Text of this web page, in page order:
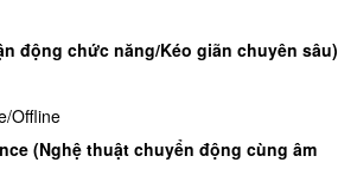
động chức năng/Kéo giãn chuyên sâu)
Offline
(Nghệ thuật chuyển động cùng âm